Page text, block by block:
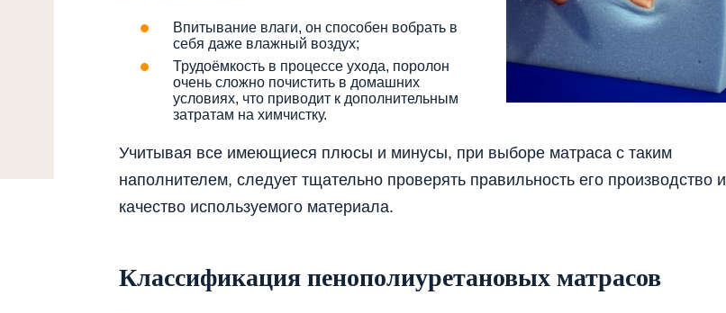
Впитывание влаги, он способен вобрать в
себя даже влажный воздух;
Трудоёмкость в процессе ухода, поролон
очень сложно почистить в домашних
условиях, что приводит к дополнительным
затратам на химчистку.
Учитывая все имеющиеся плюсы и минусы, при выборе матраса с таким
наполнителем, следует тщательно проверять правильность его производство и
качество используемого материала.
Классификация пенополиуретановых матрасов